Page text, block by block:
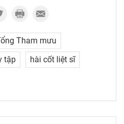
Tham mưu
tập
hài cốt liệt sĩ